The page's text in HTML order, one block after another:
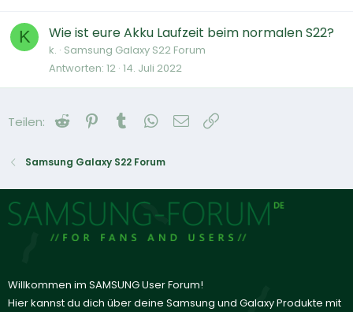
K Wie ist eure Akku Laufzeit beim normalen S22?
k. Samsung Galaxy S22 Forum
Antworten 12 14. Juli 2022
Teilen: Reddit Pinterest
Tumblr WhatsApp
E-Mail
Samsung Galaxy S22 Forum
Willkommen im SAMSUNG User Forum!
Hier kannst du dich über deine Samsung und Galaxy Produkte mit